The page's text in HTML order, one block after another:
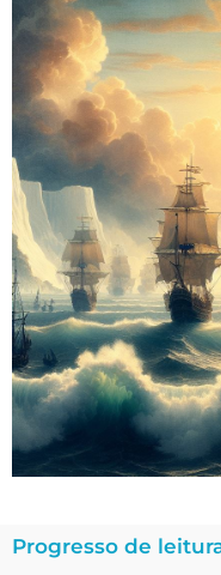
Progresso de